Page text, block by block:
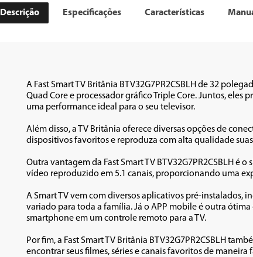
Descrição Especificações Características
A Fast Smart TV Britânia BTV32G7PR2CSBLH de 32
Quad Core e processador gráfico Triple Core. Juntos,
uma performance ideal para o seu televisor.
Além disso, a TV Britânia oferece diversas opções de
dispositivos favoritos e reproduza com alta qualidade
Outra vantagem da Fast Smart TV BTV32G7PR2CSBLH
vídeo reproduzido em 5.1 canais, proporcionando uma
A Smart TV vem com diversos aplicativos pré-instalados,
variado para toda a família. Já o APP mobile é outra
smartphone em um controle remoto para a TV.
Por fim, a Fast Smart TV Britânia BTV32G7PR2CSBLH
encontrar seus filmes, séries e canais favoritos de maneira